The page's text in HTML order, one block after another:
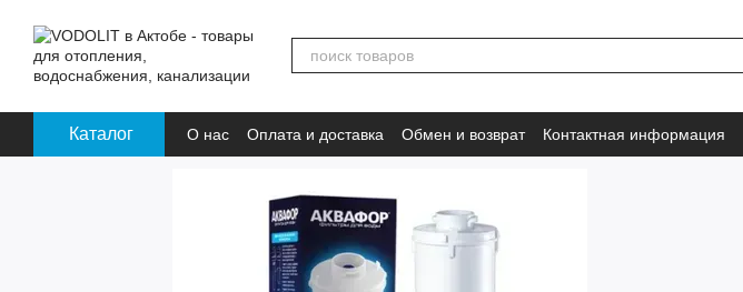
Каталог О нас Оплата и доставка Обмен и возврат Контактная информация